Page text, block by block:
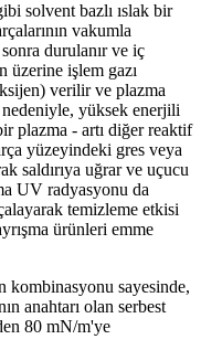
solvent bazlı ıslak bir
vakumla
sonra durulanır ve iç
üzerine işlem gazı
verilir ve plazma
nedeniyle, yüksek enerjili
plazma - artı diğer reaktif
yüzeyindeki gres veya
saldırıya uğrar ve uçucu
UV radyasyonu da
temizleme etkisi
ürünleri emme
kombinasyonu sayesinde,
anahtarı olan serbest
80 mN/m'ye